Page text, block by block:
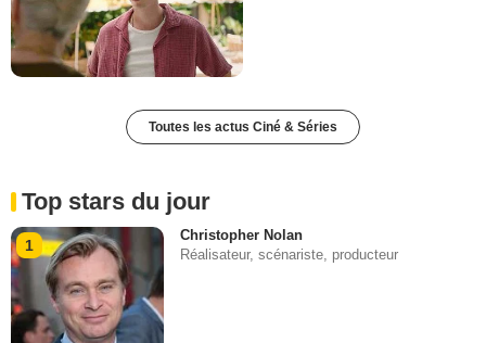
Toutes les actus Ciné & Séries
Top stars du jour
1
Christopher Nolan
Réalisateur, scénariste, producteur